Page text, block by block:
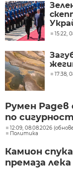
15:22,
17:38,
Румен Радев
по
12:09, 08.08.2026
Политика
Камион
премаза лека